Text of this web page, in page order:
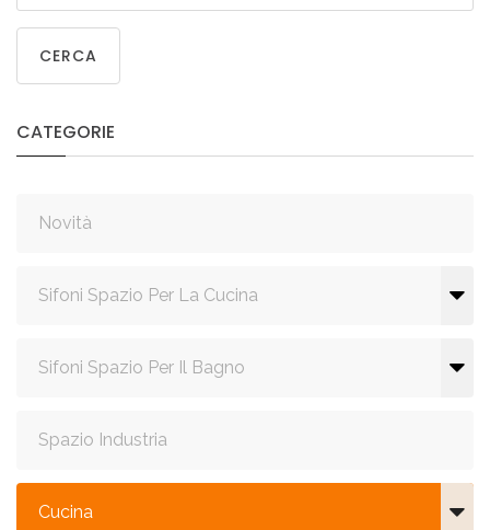
CERCA
CATEGORIE
Novità
Sifoni Spazio Per La Cucina
Sifoni Spazio Per Il Bagno
Spazio Industria
Cucina